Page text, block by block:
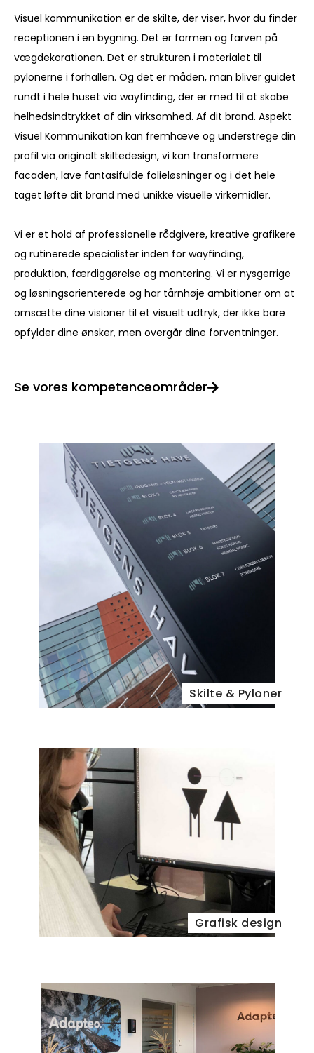
Visuel kommunikation er de skilte, der viser, hvor du finder
receptionen i en bygning. Det er formen og farven på
vægdekorationen. Det er strukturen i materialet til
pylonerne i forhallen. Og det er måden, man bliver guidet
rundt i hele huset via wayfinding, der er med til at skabe
helhedsindtrykket af din virksomhed. Af dit brand. Aspekt
Visuel Kommunikation kan fremhæve og understrege din
profil via originalt skiltedesign, vi kan transformere
facaden, lave fantasifulde folieløsninger og i det hele
taget løfte dit brand med unikke visuelle virkemidler.
Vi er et hold af professionelle rådgivere, kreative grafikere
og rutinerede specialister inden for wayfinding,
produktion, færdiggørelse og montering. Vi er nysgerrige
og løsningsorienterede og har tårnhøje ambitioner om at
omsætte dine visioner til et visuelt udtryk, der ikke bare
opfylder dine ønsker, men overgår dine forventninger.
Se vores kompetenceområder
Skilte & Pyloner
Grafisk design